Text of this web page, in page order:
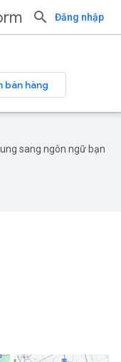
Đăng nhập
bán hàng
sang ngôn ngữ bạn